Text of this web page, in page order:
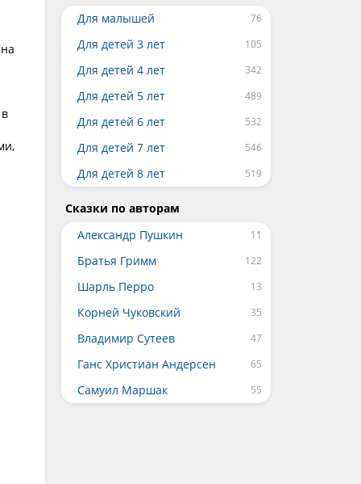
Для малышей
Для детей 3 лет
Для детей 4 лет
Для детей 5 лет
Для детей 6 лет
Для детей 7 лет
Для детей 8 лет
Сказки по авторам
Александр Пушкин
Братья Гримм
Шарль Перро
Корней Чуковский
Владимир Сутеев
Ганс Христиан Андерсен
Самуил Маршак